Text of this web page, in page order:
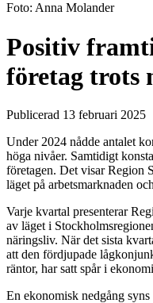
Foto: Anna Molander
Positiv
företag trots
Publicerad 13 februari 2025
Under 2024 nådde antalet
höga nivåer. Samtidigt
företagen. Det visar Region
läget på arbetsmarknaden
Varje kvartal presenterar
av läget i
näringsliv. När det sista
att den fördjupade
räntor, har satt spår i
En ekonomisk nedgång